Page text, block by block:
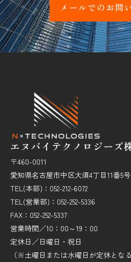
メールでのお問
エヌバイテクノロジーズ
〒460-0011
愛知県名古屋市中区大須4丁目11番5
TEL(本部)：052-212-6072
TEL(営業部)：052-252-5336
FAX：052-252-5337
営業時間／10：00～19：00
定休日／日曜日・祝日
（※土曜日または水曜日が定休とな